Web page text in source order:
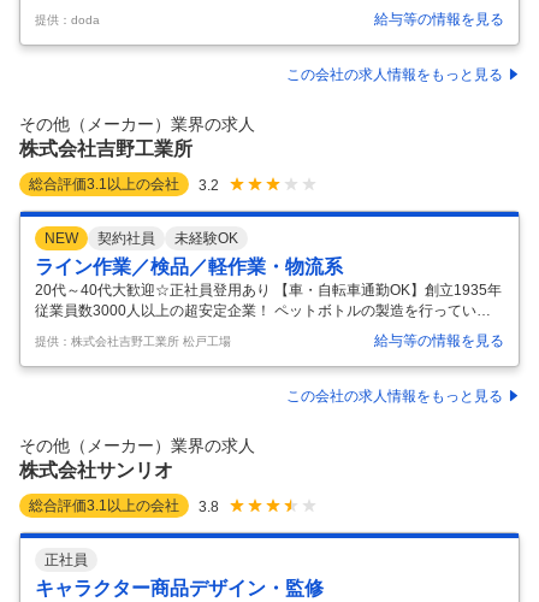
ANDAI】技術系職種オープンポジション（プラモデル関連部署）◇異業
界出身者歓迎！ 【具体的な仕事内容】 【「バンダイ」の製品に携わりキ
ャラクタービジネスの最前線を担う職種／～楽しいときを創る企業～ 創
業約70年・グローバルエンターテインメント企業／働きやすい環境作り
へも積極展開中】 ■業務内容： 静岡県バンダイホビーセンター（プラモ
デル）の新工場担当としてご経験に応じ、選考内で配属チーム
提供：doda 給与等の情報を見る
この会社の求人情報をもっと見る
その他（メーカー）業界の求人
株式会社吉野工業所
総合評価3.1 以上の会社 3.2
NEW 契約社員 未経験OK
ライン作業／検品／軽作業・物流系
20代～40代大歓迎☆正社員登用あり 【車・自転車通勤OK】創立1935年
従業員数3000人以上の超安定企業！ ペットボトルの製造を行っている
松戸工場にて不良品のチェックなどのお仕事！40代以下が多く活躍して
います！ 【職種】 工場 株式会社吉野工業所 松戸工場 [契]ライン作業、
検品、軽作業・物流その他 【歓迎する方】 未経験・初心者歓迎、経験者
優遇、フリーター歓迎、正社員経験不問、資格・スキル身につく、学歴
中、職種未経験OK、新卒・第二新卒歓迎 【仕事内容】 正社員登用あり
☆ 松戸工場はプラスチックボトルの製造しています
提供：株式会社吉野工業所 松戸工場 給与等の情報を見る
この会社の求人情報をもっと見る
その他（メーカー）業界の求人
株式会社サンリオ
総合評価3.1 以上の会社 3.8
正社員
キャラクター商品デザイン・監修